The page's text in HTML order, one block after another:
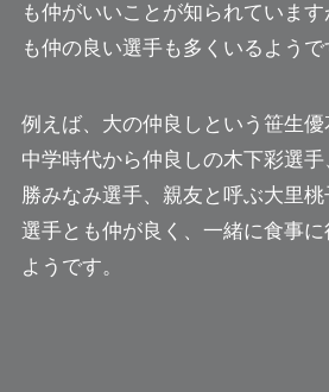
も仲がいいことが知られていま
も仲の良い選手も多くいるようで
例えば、大の仲良しという笹生
中学時代から仲良しの木下彩選
勝みなみ選手、親友と呼ぶ大里
選手とも仲が良く、一緒に食事
ようです。